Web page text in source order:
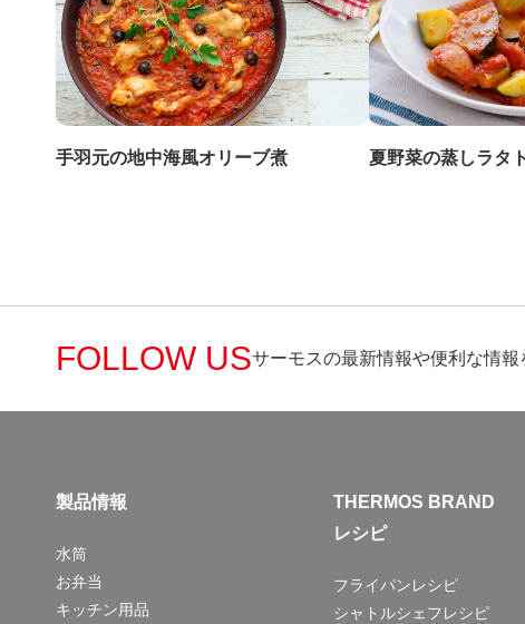
手羽元の地中海風オリーブ煮 夏野菜の蒸しラタ
FOLLOW USサーモスの最新情報や便利な情報
製品情報
水筒
お弁当
キッチン用品
THERMOS BRAND
レシピ
フライパンレシピ
シャトルシェフレシピ